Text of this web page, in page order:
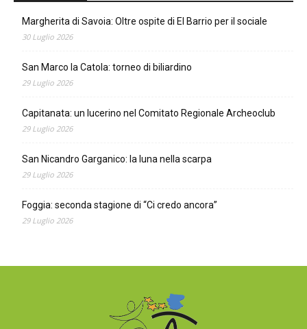
Margherita di Savoia: Oltre ospite di El Barrio per il sociale
30 Luglio 2026
San Marco la Catola: torneo di biliardino
29 Luglio 2026
Capitanata: un lucerino nel Comitato Regionale Archeoclub
29 Luglio 2026
San Nicandro Garganico: la luna nella scarpa
29 Luglio 2026
Foggia: seconda stagione di “Ci credo ancora”
29 Luglio 2026